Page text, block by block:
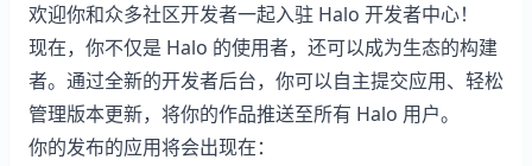
欢迎你和众多社区开发者一起入驻 Halo 开发者中心！
现在，你不仅是 Halo 的使用者，还可以成为生态的构建
者。通过全新的开发者后台，你可以自主提交应用、轻松
管理版本更新，将你的作品推送至所有 Halo 用户。
你的发布的应用将会出现在：